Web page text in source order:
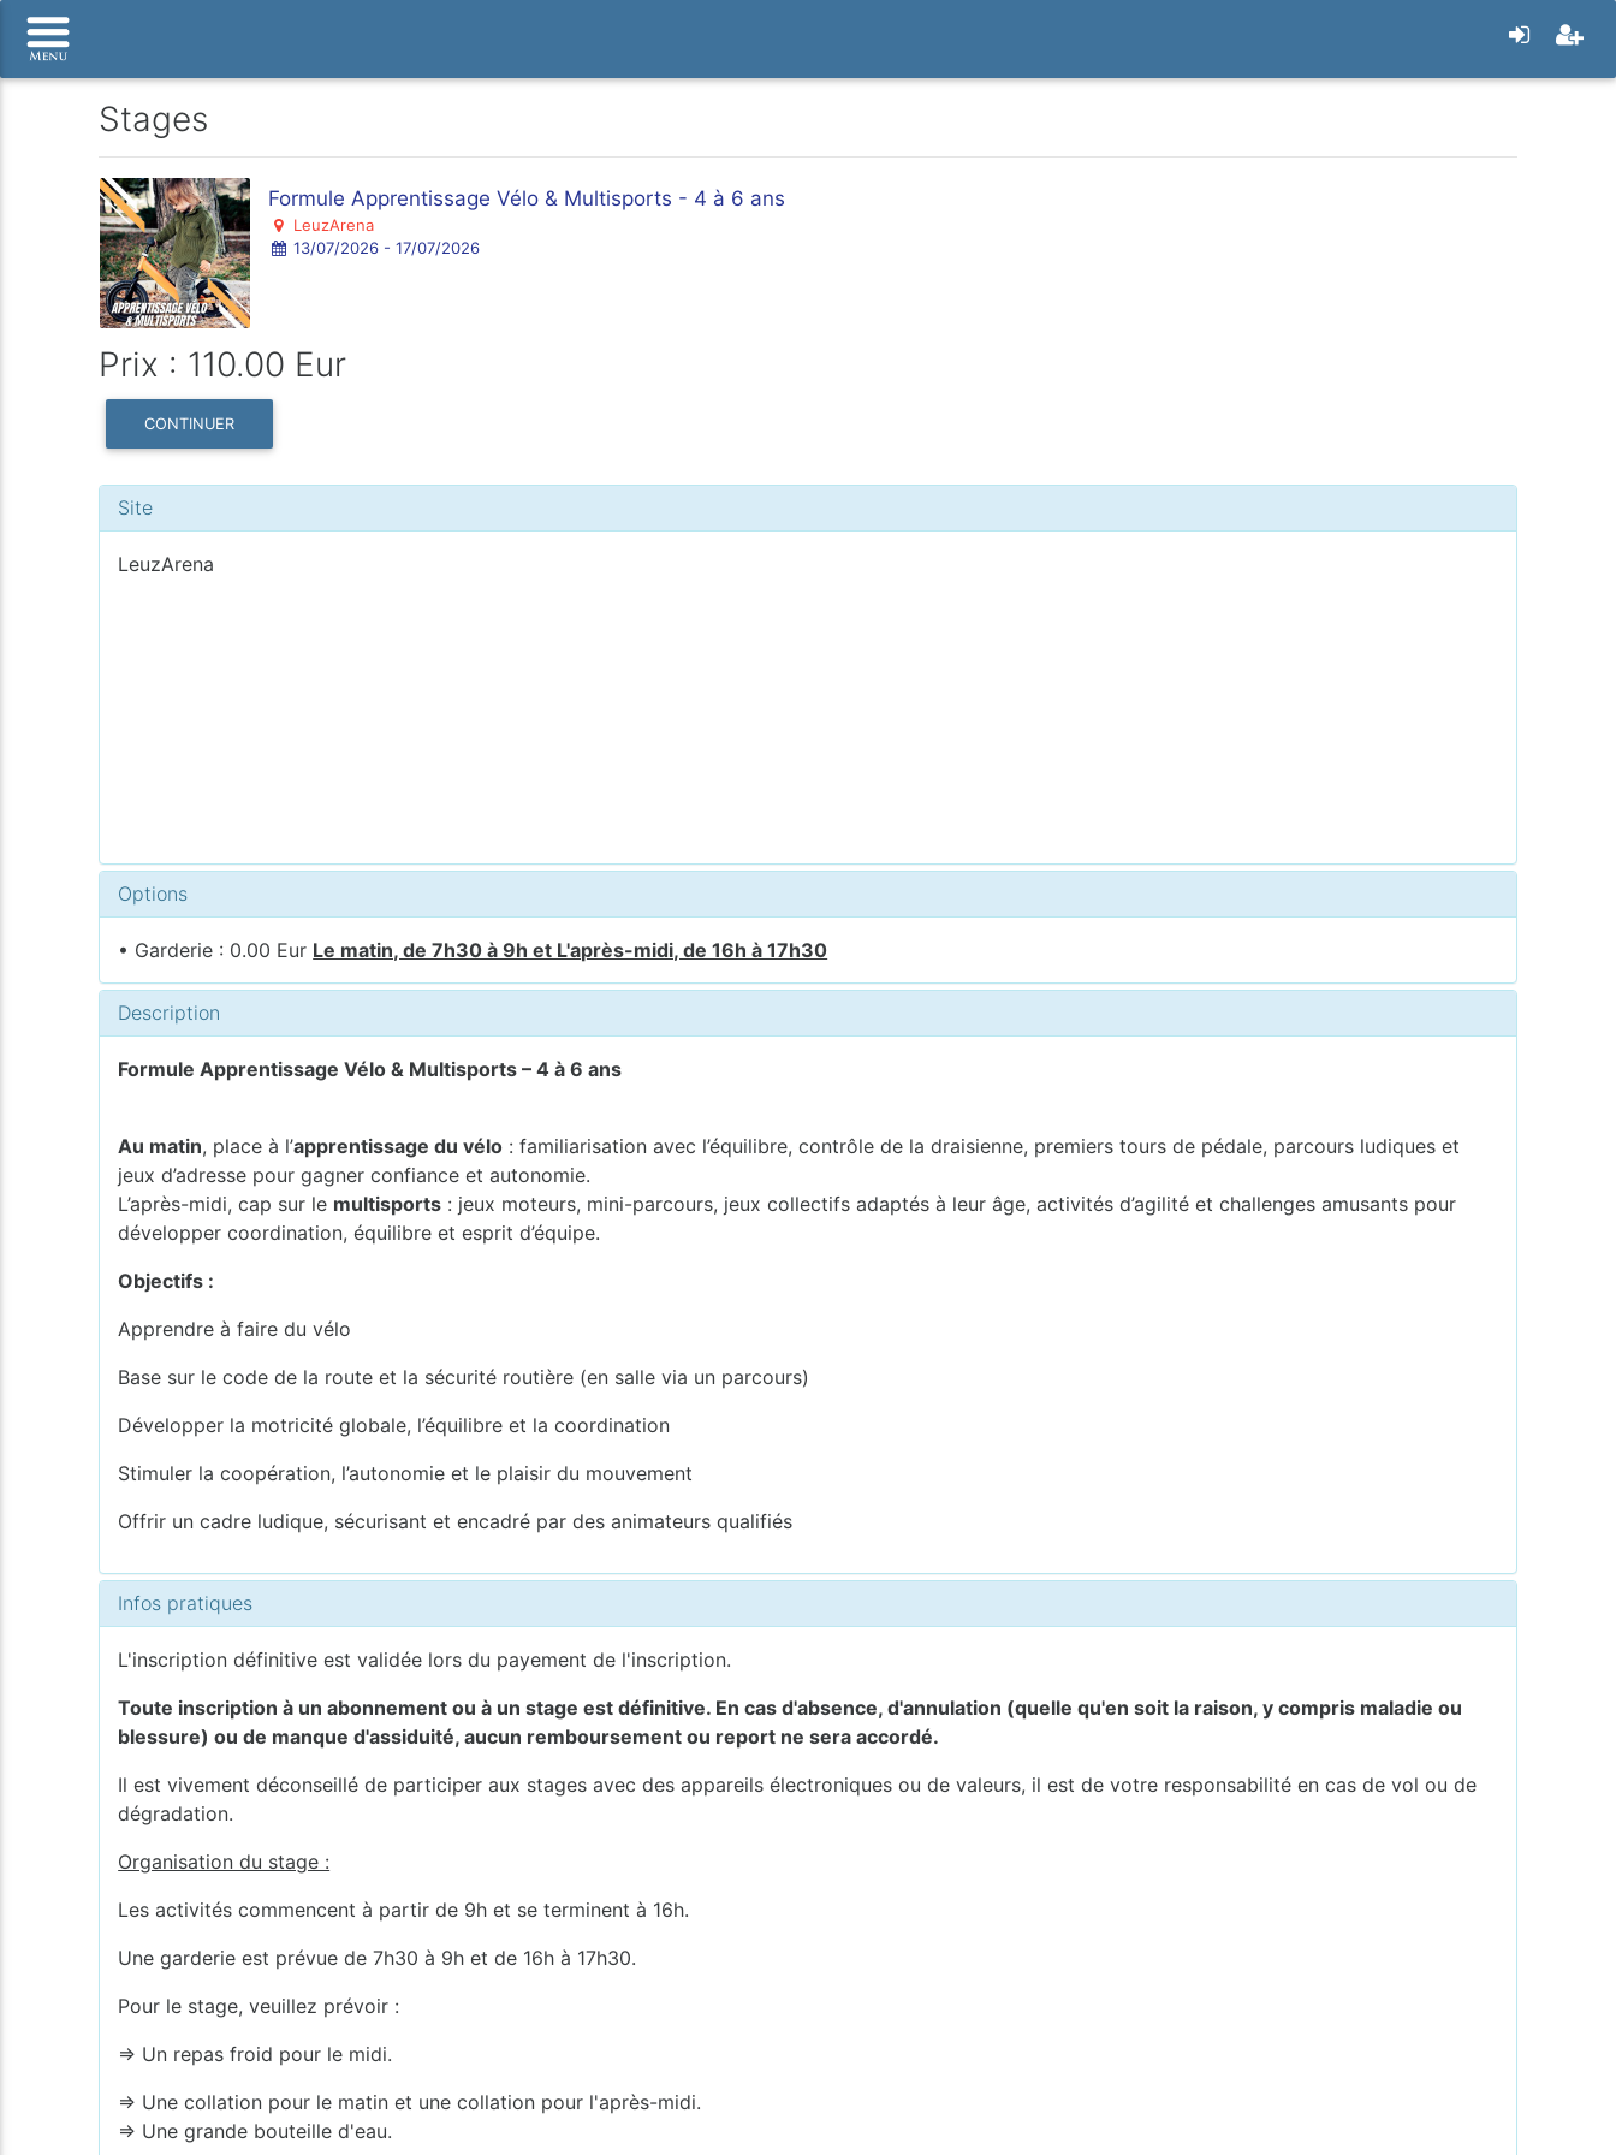
Stages
Formule Apprentissage Vélo & Multisports - 4 à 6 ans
LeuzArena
13/07/2026 - 17/07/2026
Prix : 110.00 Eur
CONTINUER
Site
LeuzArena
Options
• Garderie : 0.00 Eur Le matin, de 7h30 à 9h et L'après-midi, de 16h à 17h30
Description
Formule Apprentissage Vélo & Multisports – 4 à 6 ans
Au matin, place à l’apprentissage du vélo : familiarisation avec l’équilibre, contrôle de la draisienne, premiers tours de pédale, parcours ludiques et
jeux d’adresse pour gagner confiance et autonomie.
L’après-midi, cap sur le multisports : jeux moteurs, mini-parcours, jeux collectifs adaptés à leur âge, activités d’agilité et challenges amusants pour
développer coordination, équilibre et esprit d’équipe.
Objectifs :
Apprendre à faire du vélo
Base sur le code de la route et la sécurité routière (en salle via un parcours)
Développer la motricité globale, l’équilibre et la coordination
Stimuler la coopération, l’autonomie et le plaisir du mouvement
Offrir un cadre ludique, sécurisant et encadré par des animateurs qualifiés
Infos pratiques
L'inscription définitive est validée lors du payement de l'inscription.
Toute inscription à un abonnement ou à un stage est définitive. En cas d'absence, d'annulation (quelle qu'en soit la raison, y compris maladie ou
blessure) ou de manque d'assiduité, aucun remboursement ou report ne sera accordé.
Il est vivement déconseillé de participer aux stages avec des appareils électroniques ou de valeurs, il est de votre responsabilité en cas de vol ou de
dégradation.
Organisation du stage :
Les activités commencent à partir de 9h et se terminent à 16h.
Une garderie est prévue de 7h30 à 9h et de 16h à 17h30.
Pour le stage, veuillez prévoir :
⇒ Un repas froid pour le midi.
⇒ Une collation pour le matin et une collation pour l'après-midi.
⇒ Une grande bouteille d'eau.